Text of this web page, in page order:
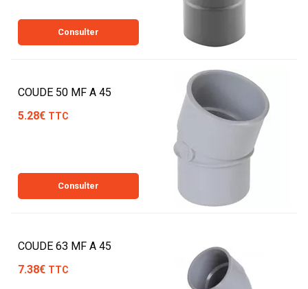
Consulter
COUDE 50 MF A 45
5.28€ TTC
Consulter
COUDE 63 MF A 45
7.38€ TTC